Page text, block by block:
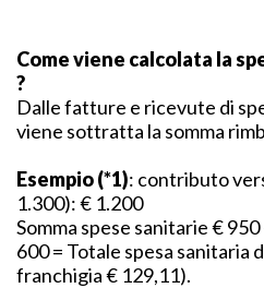
Come viene calcolata la
?
Dalle fatture e ricevute di
viene sottratta la somma
Esempio (*1): contributo
1.300): € 1.200
Somma spese sanitarie €
600 = Totale spesa sanitaria
franchigia € 129,11).